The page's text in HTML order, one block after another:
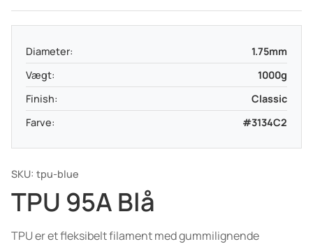
SKU: tpu-blue
TPU 95A Blå
TPU er et fleksibelt filament med gummilignende
Diameter:
1.75mm
Vægt:
1000g
Finish:
Classic
Farve:
#3134C2